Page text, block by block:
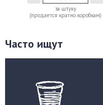
за штуку
(продается кратно коробкам)
Часто ищут